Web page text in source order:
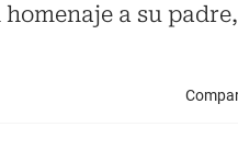
a su